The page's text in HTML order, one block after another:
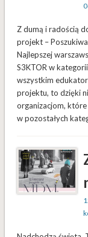
Z dumą i radością
projekt –
Najlepszej
S3KTOR w
wszystkim
projektu, to dzięki
organizacjom,
w pozostałych